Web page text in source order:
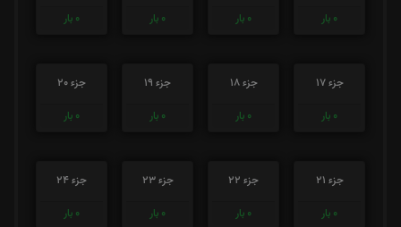
0 بار
0 بار
0 بار
0 بار
جزء 17
0 بار
جزء 18
0 بار
جزء 19
0 بار
جزء 20
0 بار
جزء 21
0 بار
جزء 22
0 بار
جزء 23
0 بار
جزء 24
0 بار